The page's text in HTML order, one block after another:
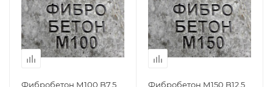
Фибробетон М100 B7,5
Фибробетон М150 B12,5